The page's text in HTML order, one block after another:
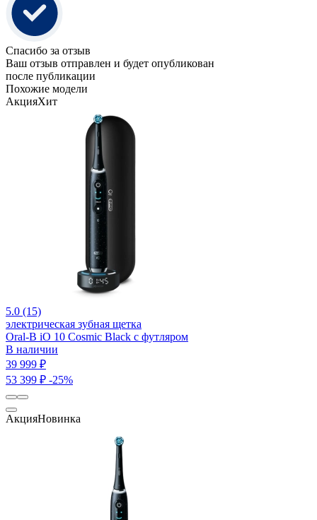
Спасибо за отзыв
Ваш отзыв отправлен и будет опубликован
после публикации
Похожие модели
АкцияХит
5.0 (15)
электрическая зубная щетка
Oral-B iO 10 Cosmic Black c футляром
В наличии
39 999 ₽
53 399 ₽ -25%
АкцияНовинка